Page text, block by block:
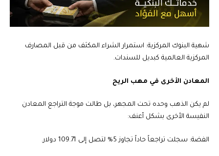
شهية البنوك المركزية: استمرار الشراء المكثف من قبل المصارف
المركزية العالمية كبديل للسندات.
المعادن الأخرى في مهب الريح
لم يكن الذهب وحده تحت المجهر، بل طالت موجة التراجع المعادن
النفيسة الأخرى بشكل أعنف:
الفضة: سجلت تراجعاً حاداً تجاوز 5% لتصل إلى 109.71 دولار.